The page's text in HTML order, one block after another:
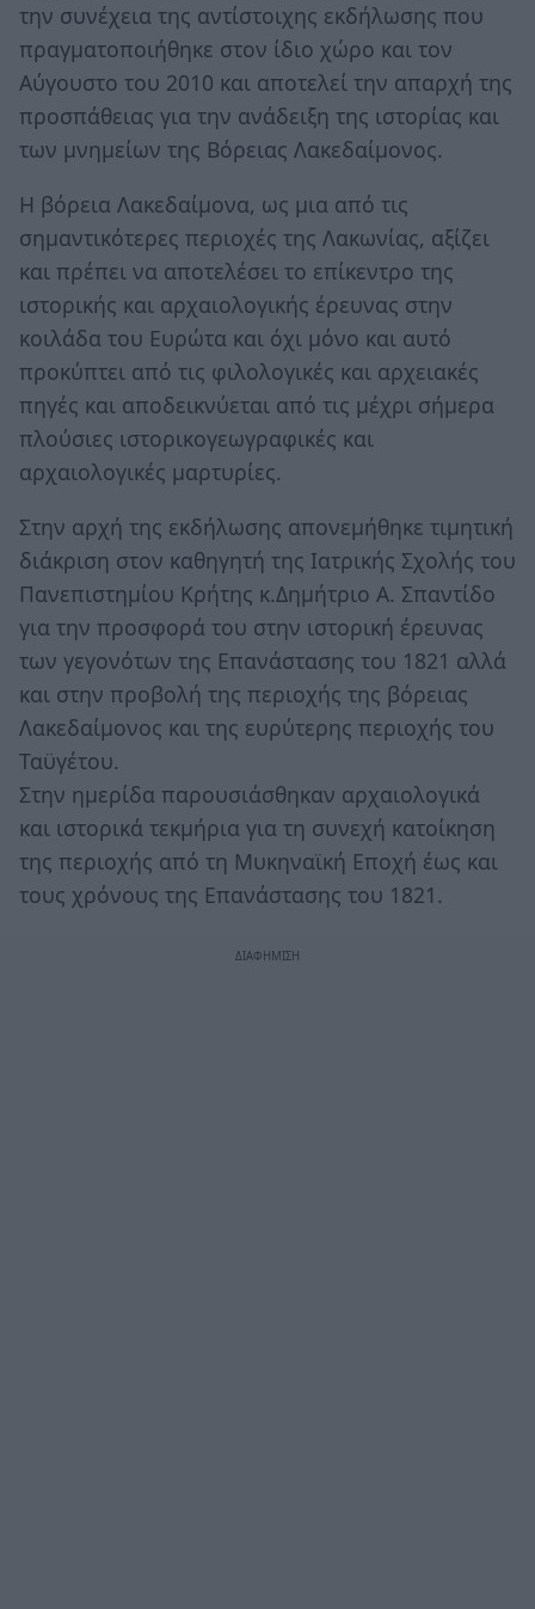
την συνέχεια της αντίστοιχης εκδήλωσης που
πραγματοποιήθηκε στον ίδιο χώρο και τον
Αύγουστο του 2010 και αποτελεί την απαρχή της
προσπάθειας για την ανάδειξη της ιστορίας και
των μνημείων της Βόρειας Λακεδαίμονος.
Η βόρεια Λακεδαίμονα, ως μια από τις
σημαντικότερες περιοχές της Λακωνίας, αξίζει
και πρέπει να αποτελέσει το επίκεντρο της
ιστορικής και αρχαιολογικής έρευνας στην
κοιλάδα του Ευρώτα και όχι μόνο και αυτό
προκύπτει από τις φιλολογικές και αρχειακές
πηγές και αποδεικνύεται από τις μέχρι σήμερα
πλούσιες ιστορικογεωγραφικές και
αρχαιολογικές μαρτυρίες.
Στην αρχή της εκδήλωσης απονεμήθηκε τιμητική
διάκριση στον καθηγητή της Ιατρικής Σχολής του
Πανεπιστημίου Κρήτης κ.Δημήτριο Α. Σπαντίδο
για την προσφορά του στην ιστορική έρευνας
των γεγονότων της Επανάστασης του 1821 αλλά
και στην προβολή της περιοχής της βόρειας
Λακεδαίμονος και της ευρύτερης περιοχής του
Ταϋγέτου.
Στην ημερίδα παρουσιάσθηκαν αρχαιολογικά
και ιστορικά τεκμήρια για τη συνεχή κατοίκηση
της περιοχής από τη Μυκηναϊκή Εποχή έως και
τους χρόνους της Επανάστασης του 1821.